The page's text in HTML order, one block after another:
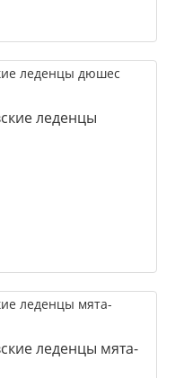
леденцы
леденцы мята-